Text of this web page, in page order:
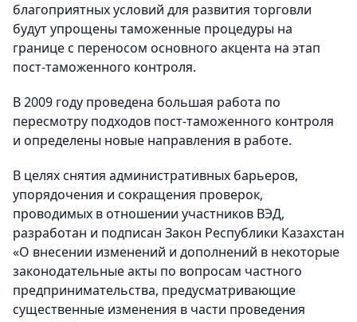
благоприятных условий для развития торговли
будут упрощены таможенные процедуры на
границе с переносом основного акцента на этап
пост-таможенного контроля.
В 2009 году проведена большая работа по
пересмотру подходов пост-таможенного контроля
и определены новые направления в работе.
В целях снятия административных барьеров,
упорядочения и сокращения проверок,
проводимых в отношении участников ВЭД,
разработан и подписан Закон Республики Казахстан
«О внесении изменений и дополнений в некоторые
законодательные акты по вопросам частного
предпринимательства, предусматривающие
существенные изменения в части проведения